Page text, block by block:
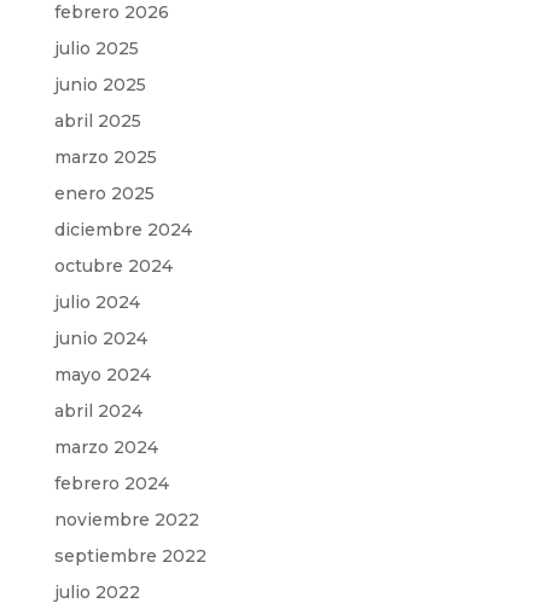
febrero 2026
julio 2025
junio 2025
abril 2025
marzo 2025
enero 2025
diciembre 2024
octubre 2024
julio 2024
junio 2024
mayo 2024
abril 2024
marzo 2024
febrero 2024
noviembre 2022
septiembre 2022
julio 2022